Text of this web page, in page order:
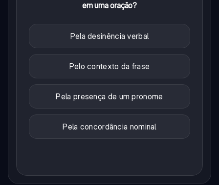
em uma oração?
Pela desinência verbal
Pelo contexto da frase
Pela presença de um pronome
Pela concordância nominal